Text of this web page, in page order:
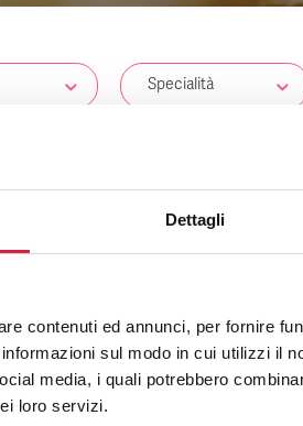
Dettagli
contenuti ed annunci, per fornire
sul modo in cui utilizzi il
media, i quali potrebbero
loro servizi.
Specialità